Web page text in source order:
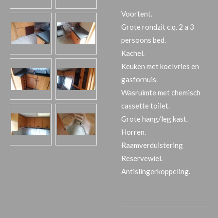
Voortent.
Grote rondzit c.q. 2 a 3
persoons bed.
Kachel.
Keuken met koelvries en
gasfornuis.
Wasruimte met chemisch
cassette toilet.
Grote hang/leg kast.
Horren.
Raamverduistering
Reservewiel.
Antislingerkoppeling.